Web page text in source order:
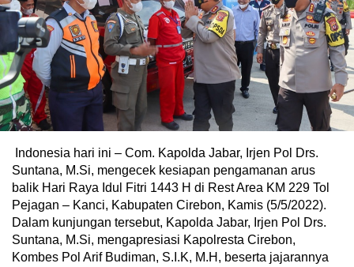
Indonesia hari ini – Com. Kapolda Jabar, Irjen Pol Drs.
Suntana, M.Si, mengecek kesiapan pengamanan arus
balik Hari Raya Idul Fitri 1443 H di Rest Area KM 229 Tol
Pejagan – Kanci, Kabupaten Cirebon, Kamis (5/5/2022).
Dalam kunjungan tersebut, Kapolda Jabar, Irjen Pol Drs.
Suntana, M.Si, mengapresiasi Kapolresta Cirebon,
Kombes Pol Arif Budiman, S.I.K, M.H, beserta jajarannya